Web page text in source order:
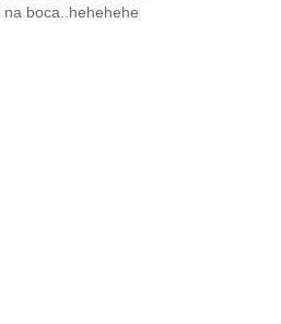
boca..hehehehe